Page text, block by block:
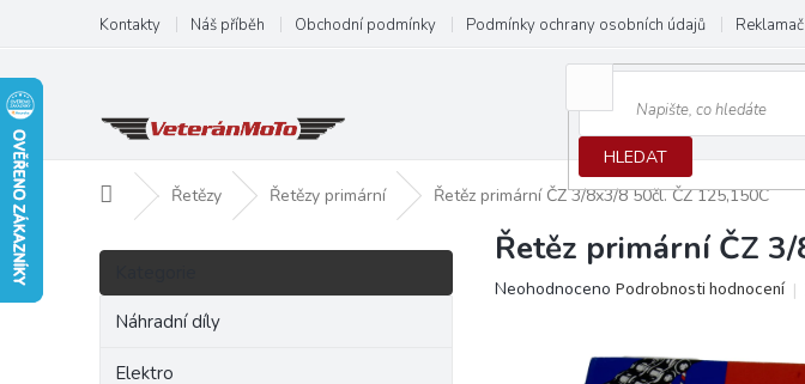
obsah
Kontakty Náš příběh Obchodní podmínky Podmínky ochrany osobních údajů
HLEDAT
Domů Řetězy Řetězy primární Řetěz primární ČZ 3/8x3/8 50čl. ČZ 125,150C
P
s
Přeskočit
Náhradní díly
Elektro
Řetěz primární ČZ
Průměrné
Neohodnoceno Podrobnosti hodnocení